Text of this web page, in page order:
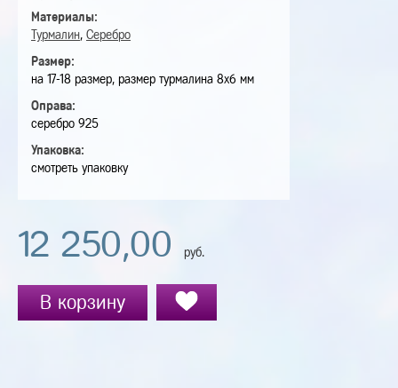
Материалы:
Турмалин, Серебро
Размер:
на 17-18 размер, размер турмалина 8х6 мм
Оправа:
серебро 925
Упаковка:
смотреть упаковку
12 250,00 руб.
В корзину